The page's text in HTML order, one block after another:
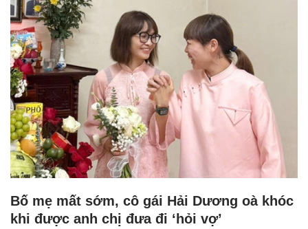
Bố mẹ mất sớm, cô gái Hải Dương oà khóc
khi được anh chị đưa đi ‘hỏi vợ’